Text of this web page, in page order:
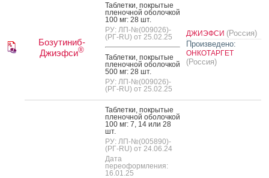
Бозутиниб-
Джиэфси®
Таб­летки, пок­ры­тые
пле­ноч­ной обо­лоч­кой
100 мг: 28 шт.
РУ: ЛП-№(009026)-
(РГ-RU) от 25.02.25
Таб­летки, пок­ры­тые
пле­ноч­ной обо­лоч­кой
500 мг: 28 шт.
РУ: ЛП-№(009026)-
(РГ-RU) от 25.02.25
ДЖИЭФСИ (Россия)
Произведено:
ОНКОТАРГЕТ
(Россия)
Таб­летки, пок­ры­тые
пле­ноч­ной обо­лоч­кой
100 мг: 7, 14 или 28
шт.
РУ: ЛП-№(005890)-
(РГ-RU) от 24.06.24
Дата
переоформления:
16.01.25